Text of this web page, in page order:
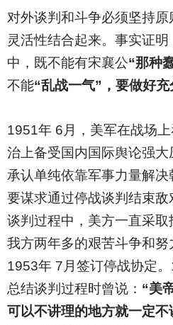
对外谈判和斗争必须坚持
灵活性结合起来。事实证
中，既不能有宋襄公“那种
不能“乱战一气”，要做好充
1951年 6月，美军在战场
治上备受国内国际舆论强
承认单纯依靠军事力量解
要谋求通过停战谈判结束
谈判过程中，美方一直采
我方两年多的艰苦斗争和
1953年 7月签订停战协定
总结谈判过程时曾说： “美
可以不讲理的地方就一定